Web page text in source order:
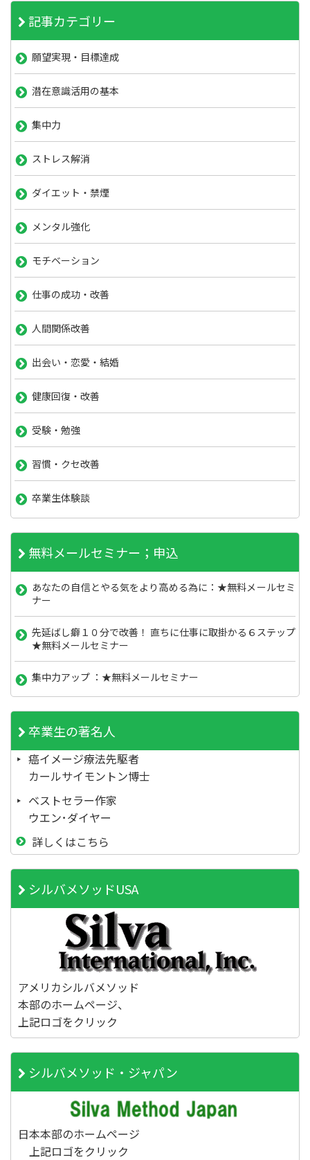
記事カテゴリー
願望実現・目標達成
潜在意識活用の基本
集中力
ストレス解消
ダイエット・禁煙
メンタル強化
モチベーション
仕事の成功・改善
人間関係改善
出会い・恋愛・結婚
健康回復・改善
受験・勉強
習慣・クセ改善
卒業生体験談
無料メールセミナー；申込
あなたの自信とやる気をより高める為に：★無料メールセミ
ナー
先延ばし癖１０分で改善！ 直ちに仕事に取掛かる６ステップ
★無料メールセミナー
集中力アップ ：★無料メールセミナー
卒業生の著名人
癌イメージ療法先駆者
カールサイモントン博士
ベストセラー作家
ウエン･ダイヤー
詳しくはこちら
シルバメソッドUSA
アメリカシルバメソッド
本部のホームページ、
上記ロゴをクリック
シルバメソッド・ジャパン
日本本部のホームページ
上記ロゴをクリック